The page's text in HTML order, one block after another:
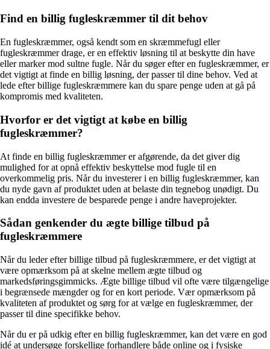
Find en billig fugleskræmmer til dit behov
En fugleskræmmer, også kendt som en skræmmefugl eller
fugleskræmmer drage, er en effektiv løsning til at beskytte din have
eller marker mod sultne fugle. Når du søger efter en fugleskræmmer, er
det vigtigt at finde en billig løsning, der passer til dine behov. Ved at
lede efter billige fugleskræmmere kan du spare penge uden at gå på
kompromis med kvaliteten.
Hvorfor er det vigtigt at købe en billig
fugleskræmmer?
At finde en billig fugleskræmmer er afgørende, da det giver dig
mulighed for at opnå effektiv beskyttelse mod fugle til en
overkommelig pris. Når du investerer i en billig fugleskræmmer, kan
du nyde gavn af produktet uden at belaste din tegnebog unødigt. Du
kan endda investere de besparede penge i andre haveprojekter.
Sådan genkender du ægte billige tilbud på
fugleskræmmere
Når du leder efter billige tilbud på fugleskræmmere, er det vigtigt at
være opmærksom på at skelne mellem ægte tilbud og
markedsføringsgimmicks. Ægte billige tilbud vil ofte være tilgængelige
i begrænsede mængder og for en kort periode. Vær opmærksom på
kvaliteten af produktet og sørg for at vælge en fugleskræmmer, der
passer til dine specifikke behov.
Når du er på udkig efter en billig fugleskræmmer, kan det være en god
idé at undersøge forskellige forhandlere både online og i fysiske